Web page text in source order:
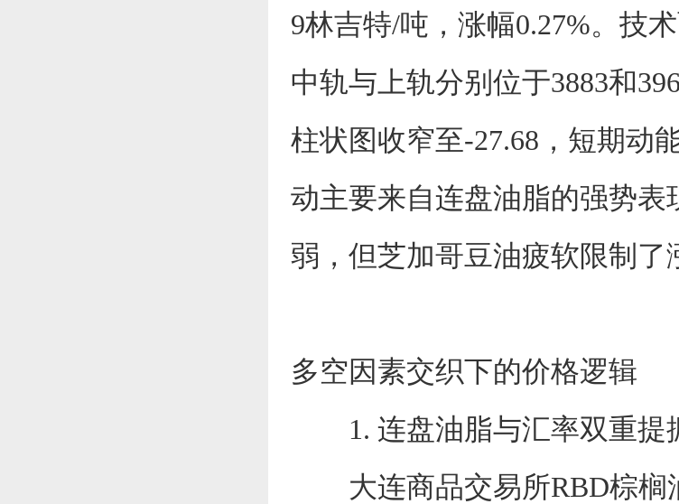
9林吉特/吨，涨幅0.27%。技
中轨与上轨分别位于3883和
柱状图收窄至-27.68，短期动
动主要来自连盘油脂的强势表
弱，但芝加哥豆油疲软限制了
多空因素交织下的价格逻辑
1. 连盘油脂与汇率双重提
大连商品交易所RBD棕榈